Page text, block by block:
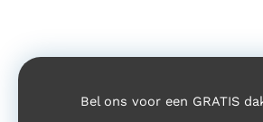
Bel ons voor een GRATIS